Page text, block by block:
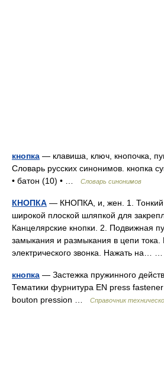
кнопка — клавиша, ключ, кнопочка,
Словарь русских синонимов. кнопка
• батон (10) • …
Словарь синонимов
КНОПКА — КНОПКА, и, жен. 1. Тонкий
широкой плоской шляпкой для
Канцелярские кнопки. 2. Подвижная
замыкания и размыкания в цепи тока.
электрического звонка. Нажать на…
кнопка — Застежка пружинного
Тематики фурнитура EN press
bouton pression …
Справочник